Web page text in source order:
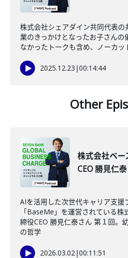
株式会社シェアダイン共同代表
業のきっかけとなったお子さんの
なかったトークも含め、ノーカッ
2025.12.23 |00:14:44
Other
株式会社ベ
CEO 勝見仁
AIを活用した次世代キャリア支援
「BaseMe」を運営されている
締役CEO 勝見仁泰さん 第１回。
の哲学
2026.03.02|00:11:51